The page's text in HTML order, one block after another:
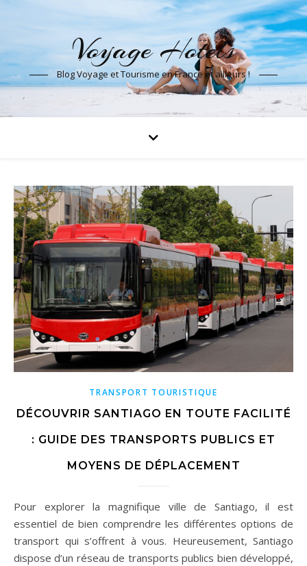
Voyage Hotels
Blog Voyage et Tourisme en France et ailleurs !
TRANSPORT TOURISTIQUE
DÉCOUVRIR SANTIAGO EN TOUTE FACILITÉ
: GUIDE DES TRANSPORTS PUBLICS ET
MOYENS DE DÉPLACEMENT
Pour explorer la magnifique ville de Santiago, il est
essentiel de bien comprendre les différentes options de
transport qui s’offrent à vous. Heureusement, Santiago
dispose d’un réseau de transports publics bien développé,